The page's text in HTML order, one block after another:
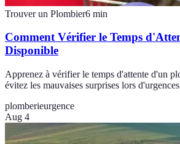
Trouver un Plombier6 min
Comment Vérifier le Temps
Disponible
Apprenez à vérifier le temps d'attente d'un
évitez les mauvaises surprises lors
plomberieurgence
Aug 4